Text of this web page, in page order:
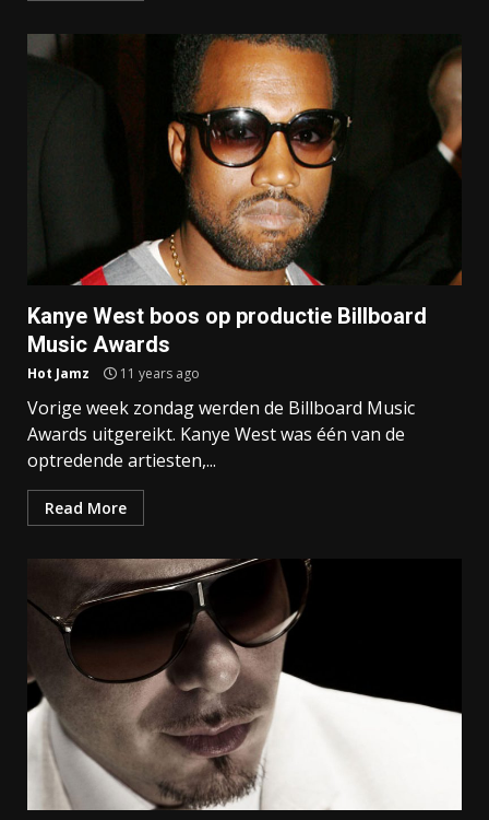
Kanye West boos op productie Billboard
Music Awards
Hot Jamz 11 years ago
Vorige week zondag werden de Billboard Music
Awards uitgereikt. Kanye West was één van de
optredende artiesten,...
Read More